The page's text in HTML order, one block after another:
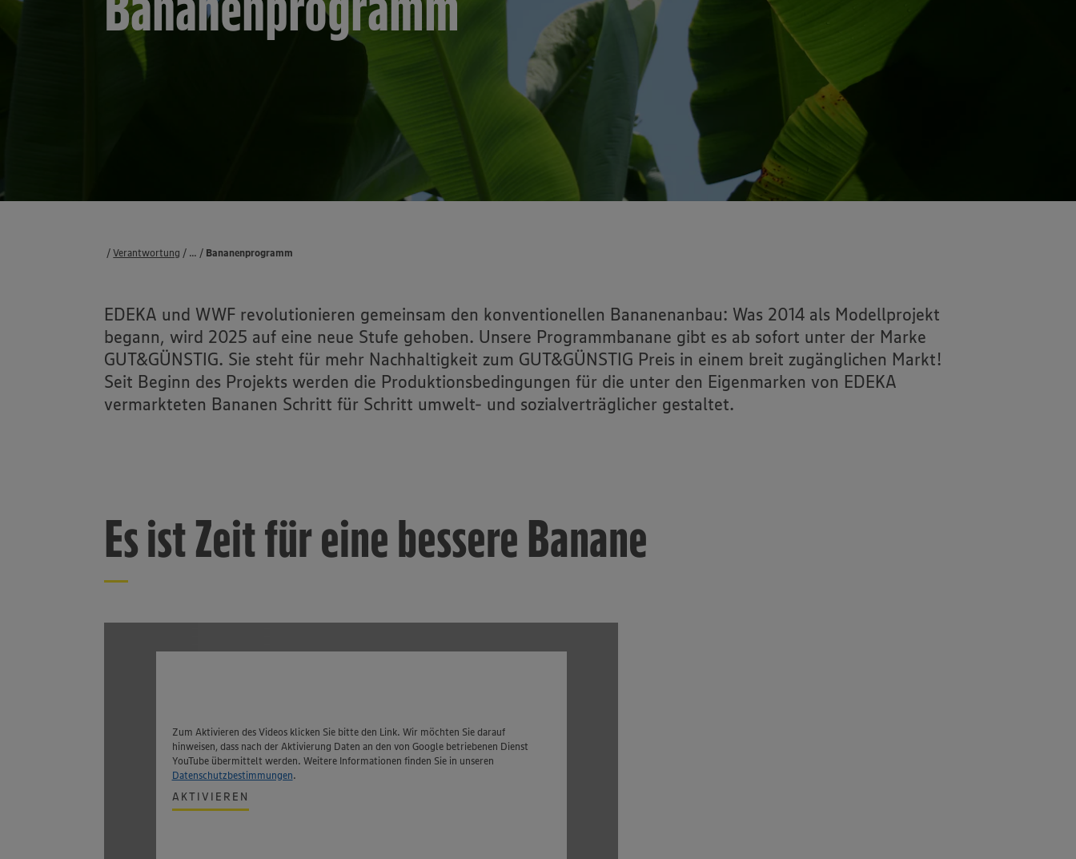
Verantwortung Projekte & Partnerschaften
Ökologisches Engagement
Partnerschaft mit dem WWF
Bananenprogramm
...
EDEKA und WWF revolutionieren gemeinsam den konventionellen Bananenanbau: Was 2014 als Modellprojekt
begann, wird 2025 auf eine neue Stufe gehoben. Unsere Programmbanane gibt es ab sofort unter der Marke
GUT&GÜNSTIG. Sie steht für mehr Nachhaltigkeit zum GUT&GÜNSTIG Preis in einem breit zugänglichen Markt!
Seit Beginn des Projekts werden die Produktionsbedingungen für die unter den Eigenmarken von EDEKA
vermarkteten Bananen Schritt für Schritt umwelt- und sozialverträglicher gestaltet.
Es ist Zeit für eine bessere Banane
Zum Aktivieren des Videos klicken Sie bitte den Link. Wir möchten Sie darauf
hinweisen, dass nach der Aktivierung Daten an den von Google betriebenen Dienst
YouTube übermittelt werden. Weitere Informationen finden Sie in unseren
Datenschutzbestimmungen.
AKTIVIEREN